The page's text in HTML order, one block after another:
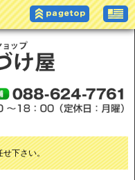
せ下さい。